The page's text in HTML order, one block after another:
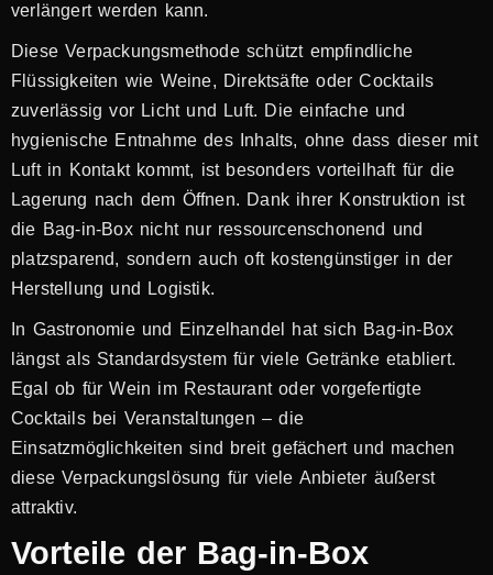
verlängert werden kann.
Diese Verpackungsmethode schützt empfindliche
Flüssigkeiten wie Weine, Direktsäfte oder Cocktails
zuverlässig vor Licht und Luft. Die einfache und
hygienische Entnahme des Inhalts, ohne dass dieser mit
Luft in Kontakt kommt, ist besonders vorteilhaft für die
Lagerung nach dem Öffnen. Dank ihrer Konstruktion ist
die Bag-in-Box nicht nur ressourcenschonend und
platzsparend, sondern auch oft kostengünstiger in der
Herstellung und Logistik.
In Gastronomie und Einzelhandel hat sich Bag-in-Box
längst als Standardsystem für viele Getränke etabliert.
Egal ob für Wein im Restaurant oder vorgefertigte
Cocktails bei Veranstaltungen – die
Einsatzmöglichkeiten sind breit gefächert und machen
diese Verpackungslösung für viele Anbieter äußerst
attraktiv.
Vorteile der Bag-in-Box